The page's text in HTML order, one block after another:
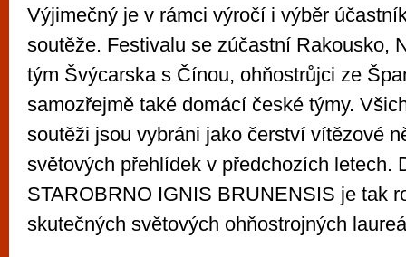
Výjimečný je v rámci výročí i výběr
soutěže. Festivalu se zúčastní Rakousko,
tým Švýcarska s Čínou, ohňostrůjci ze
samozřejmě také domácí české týmy.
soutěži jsou vybráni jako čerství vítězové
světových přehlídek v předchozích letech.
STAROBRNO IGNIS BRUNENSIS je tak
skutečných světových ohňostrojných